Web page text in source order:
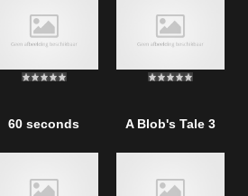
60 seconds A Blob's Tale 3